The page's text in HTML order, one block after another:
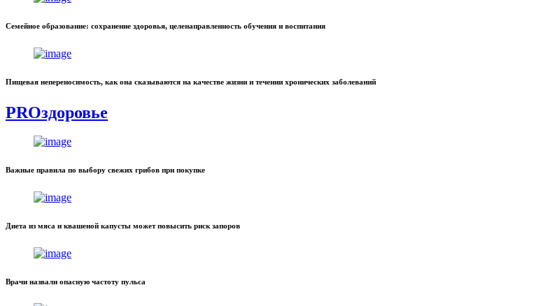
Семейное образование: сохранение здоровья, целенаправленность обучения и воспитания
Пищевая непереносимость, как она сказываются на качестве жизни и течении хронических заболеваний
PROздоровье
Важные правила по выбору свежих грибов при покупке
Диета из мяса и квашеной капусты может повысить риск запоров
Врачи назвали опасную частоту пульса